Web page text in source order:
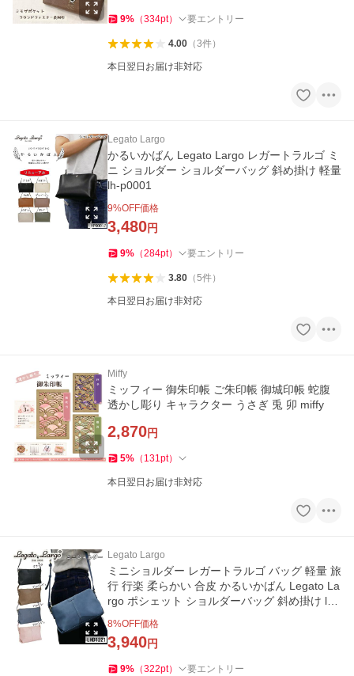
9% （334pt） 要エントリー
4.00（3件）
本日翌日お届け非対応
Legato Largo
かるいかばん Legato Largo レガートラルゴ ミ
ニ ショルダー ショルダーバッグ 斜め掛け 軽量
lh-p0001
9%OFF価格
3,480円
9% （284pt） 要エントリー
3.80（5件）
本日翌日お届け非対応
Miffy
ミッフィー 御朱印帳 ご朱印帳 御城印帳 蛇腹
透かし彫り キャラクター うさぎ 兎 卯 miffy
2,870円
5% （ 131pt）
本日翌日お届け非対応
Legato Largo
ミニショルダー レガートラルゴ バッグ 軽量 旅
行 行楽 柔らかい 合皮 かるいかばん Legato La
rgo ポシェット ショルダーバッグ 斜め掛け lhd
8%OFF価格
3,940円
9% （322pt） 要エントリー